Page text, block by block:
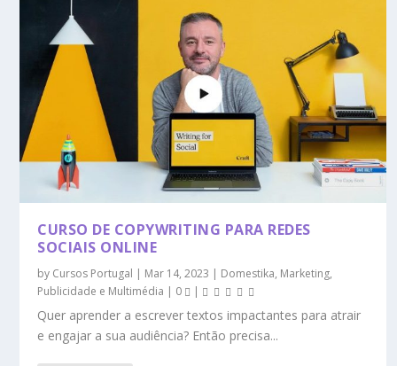
CURSO DE COPYWRITING PARA REDES
SOCIAIS ONLINE
by Cursos Portugal | Mar 14, 2023 | Domestika, Marketing,
Publicidade e Multimédia | 0 |
Quer aprender a escrever textos impactantes para atrair
e engajar a sua audiência? Então precisa...